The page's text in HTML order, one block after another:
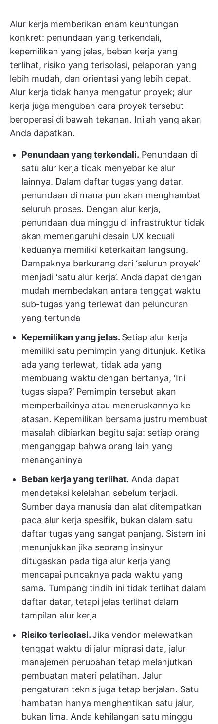
Alur kerja memberikan enam keuntungan
konkret: penundaan yang terkendali,
kepemilikan yang jelas, beban kerja yang
terlihat, risiko yang terisolasi, pelaporan yang
lebih mudah, dan orientasi yang lebih cepat.
Alur kerja tidak hanya mengatur proyek; alur
kerja juga mengubah cara proyek tersebut
beroperasi di bawah tekanan. Inilah yang akan
Anda dapatkan.
Penundaan yang terkendali. Penundaan di
satu alur kerja tidak menyebar ke alur
lainnya. Dalam daftar tugas yang datar,
penundaan di mana pun akan menghambat
seluruh proses. Dengan alur kerja,
penundaan dua minggu di infrastruktur tidak
akan memengaruhi desain UX kecuali
keduanya memiliki keterkaitan langsung.
Dampaknya berkurang dari ‘seluruh proyek’
menjadi ‘satu alur kerja’. Anda dapat dengan
mudah membedakan antara tenggat waktu
sub-tugas yang terlewat dan peluncuran
yang tertunda
Kepemilikan yang jelas. Setiap alur kerja
memiliki satu pemimpin yang ditunjuk. Ketika
ada yang terlewat, tidak ada yang
membuang waktu dengan bertanya, ‘Ini
tugas siapa?’ Pemimpin tersebut akan
memperbaikinya atau meneruskannya ke
atasan. Kepemilikan bersama justru membuat
masalah dibiarkan begitu saja: setiap orang
menganggap bahwa orang lain yang
menanganinya
Beban kerja yang terlihat. Anda dapat
mendeteksi kelelahan sebelum terjadi.
Sumber daya manusia dan alat ditempatkan
pada alur kerja spesifik, bukan dalam satu
daftar tugas yang sangat panjang. Sistem ini
menunjukkan jika seorang insinyur
ditugaskan pada tiga alur kerja yang
mencapai puncaknya pada waktu yang
sama. Tumpang tindih ini tidak terlihat dalam
daftar datar, tetapi jelas terlihat dalam
tampilan alur kerja
Risiko terisolasi.Jika vendor melewatkan
tenggat waktu di jalur migrasi data, jalur
manajemen perubahan tetap melanjutkan
pembuatan materi pelatihan. Jalur
pengaturan teknis juga tetap berjalan. Satu
hambatan hanya menghentikan satu jalur,
bukan lima. Anda kehilangan satu minggu